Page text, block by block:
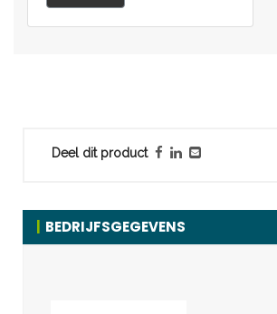
Deel dit product
BEDRIJFSGEGEVENS